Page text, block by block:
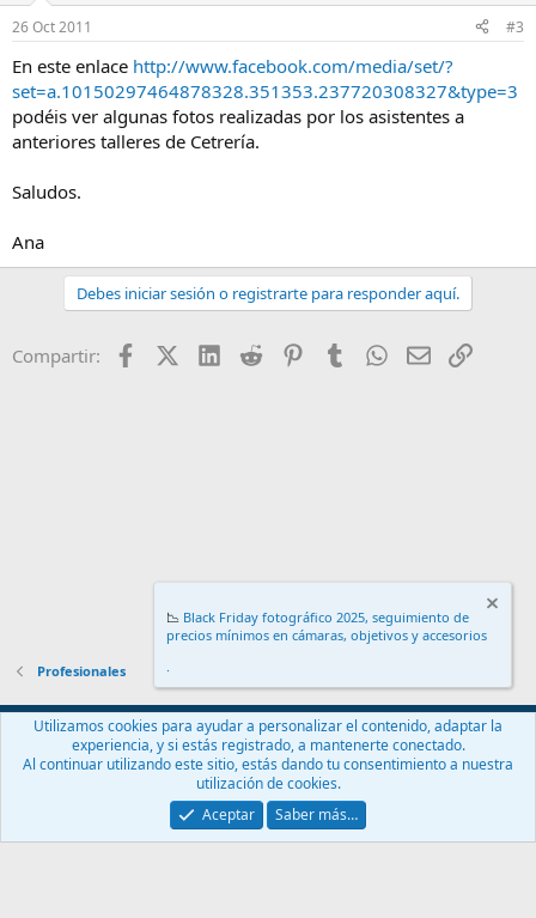
26 Oct 2011 #3
En este enlace http://www.facebook.com/media/set/?
set=a.10150297464878328.351353.237720308327&type=3
podéis ver algunas fotos realizadas por los asistentes a
anteriores talleres de Cetrería.
Saludos.
Ana
Debes iniciar sesión o registrarte para responder aquí.
Compartir: FacebookX (Twitter)
LinkedIn
Reddit PinterestTumblr WhatsApp
EmailEnlace
Profesionales
Español (ES)
Contáctanos
Términos y reglas Política de privacidad
Ayuda
Community platform by XenForo® © 2010-2024 XenForo Ltd.
📉 Black Friday fotográfico 2025, seguimiento de
precios mínimos en cámaras, objetivos y accesorios
.
Utilizamos cookies para ayudar a personalizar el contenido, adaptar la
experiencia, y si estás registrado, a mantenerte conectado.
Al continuar utilizando este sitio, estás dando tu consentimiento a nuestra
utilización de cookies.
Aceptar
Saber más…